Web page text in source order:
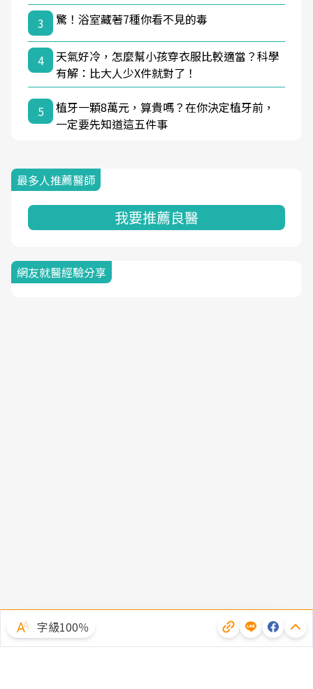
3
驚！浴室藏著7種你看不見的毒
4
天氣好冷，怎麼幫小孩穿衣服比較適當？科學
有解：比大人少X件就對了！
5
植牙一顆8萬元，算貴嗎？在你決定植牙前，
一定要先知道這五件事
最多人推薦醫師
我要推薦良醫
網友就醫經驗分享
字級100％